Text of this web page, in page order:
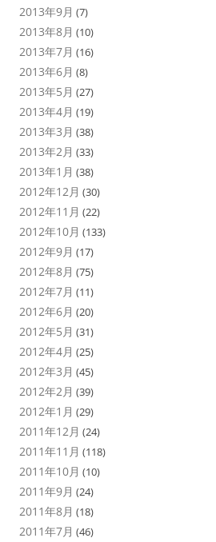
2013年9月 (7)
2013年8月 (10)
2013年7月 (16)
2013年6月 (8)
2013年5月 (27)
2013年4月 (19)
2013年3月 (38)
2013年2月 (33)
2013年1月 (38)
2012年12月 (30)
2012年11月 (22)
2012年10月 (133)
2012年9月 (17)
2012年8月 (75)
2012年7月 (11)
2012年6月 (20)
2012年5月 (31)
2012年4月 (25)
2012年3月 (45)
2012年2月 (39)
2012年1月 (29)
2011年12月 (24)
2011年11月 (118)
2011年10月 (10)
2011年9月 (24)
2011年8月 (18)
2011年7月 (46)